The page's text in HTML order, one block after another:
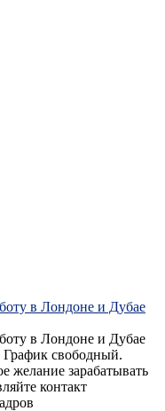
в Лондоне и Дубае
в Лондоне и Дубае
свободный.
желание зарабатывать
контакт